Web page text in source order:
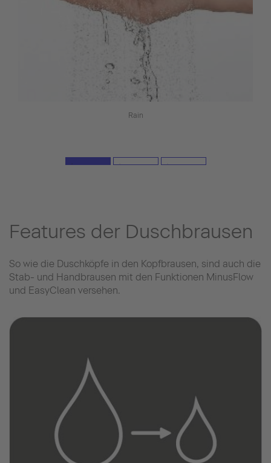
Rain
Features der Duschbrausen
So wie die Duschköpfe in den Kopfbrausen, sind auch die
Stab- und Handbrausen mit den Funktionen MinusFlow
und EasyClean versehen.